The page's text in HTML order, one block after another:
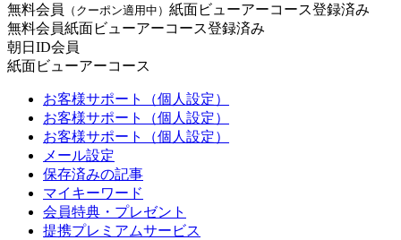
無料会員
（クーポン適用中） 紙面ビューアーコース登録済み
無料会員紙面ビューアーコース登録済み
朝日ID会員
紙面ビューアーコース
お客様サポート（個人設定）
お客様サポート（個人設定）
お客様サポート（個人設定）
メール設定
保存済みの記事
マイキーワード
会員特典・プレゼント
提携プレミアムサービス